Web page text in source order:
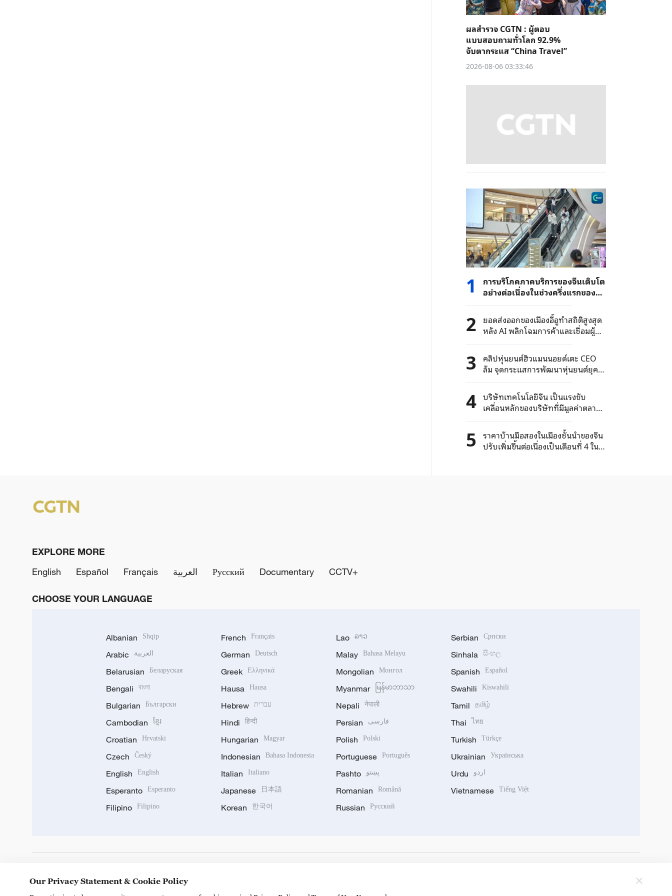
ผลสำรวจ CGTN : ผู้ตอบ
แบบสอบถามทั่วโลก 92.9%
จับตากระแส “China Travel”
2026-08-06 03:33:46
1
การบริโภคภาคบริการของจีนเติบโต
อย่างต่อเนื่องในช่วงครึ่งแรกของปี
2026 โดยมีมูลค่ารวมเกือบ 8.49
ล้านล้านหยวน
2 ยอดส่งออกของเมืองอี้อูทำสถิติสูงสุด
หลัง AI พลิกโฉมการค้าและเชื่อมผู้ซื้อ
ทั่วโลก
3 คลิปหุ่นยนต์ฮิวแมนนอยด์เตะ CEO
ล้ม จุดกระแสการพัฒนาหุ่นยนต์ยุค
ใหม่
4 บริษัทเทคโนโลยีจีน เป็นแรงขับ
เคลื่อนหลักของบริษัทที่มีมูลค่าตลาด
เกิน 1 แสนล้านหยวนในตลาดหุ้น A-
Share
5 ราคาบ้านมือสองในเมืองชั้นนำของจีน
ปรับเพิ่มขึ้นต่อเนื่องเป็นเดือนที่ 4 ใน
EXPLORE MORE
English
Español Français العربية Русский Documentary CCTV+
CHOOSE YOUR LANGUAGE
Albanian Shqip
Arabic العربية
Belarusian Беларуская
Bengali বাংলা
Bulgarian Български
Cambodian ខ្មែរ
Croatian Hrvatski
Czech Český
English English
Esperanto Esperanto
Filipino Filipino
French Français
German Deutsch
Greek Ελληνικά
Hausa Hausa
Hebrew עברית
Hindi हिन्दी
Hungarian Magyar
Indonesian Bahasa Indonesia
Italian Italiano
Japanese 日本語
Korean 한국어
Lao ລາວ
Malay Bahasa Melayu
Mongolian Монгол
Myanmar မြန်မာဘာသာ
Nepali नेपाली
Persian فارسی
Polish Polski
Portuguese Português
Pashto پښتو
Romanian Română
Russian Русский
Serbian Српски
Sinhala සිංහල
Spanish Español
Swahili Kiswahili
Tamil தமிழ்
Thai ไทย
Turkish Türkçe
Ukrainian Українська
Urdu اردو
Vietnamese Tiếng Việt
Our Privacy Statement & Cookie Policy